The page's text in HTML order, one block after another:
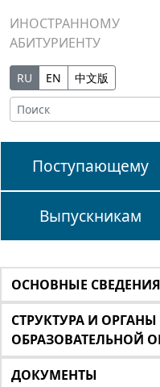
ИНОСТРАННОМУ
АБИТУРИЕНТУ
RU EN 中文版
Поступающему
Выпускникам
ОСНОВНЫЕ СВЕДЕНИЯ
СТРУКТУРА И
ОБРАЗОВАТЕЛЬНОЙ
ДОКУМЕНТЫ